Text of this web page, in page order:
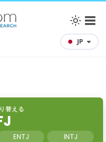
JP
替える
ENTJ
INTJ